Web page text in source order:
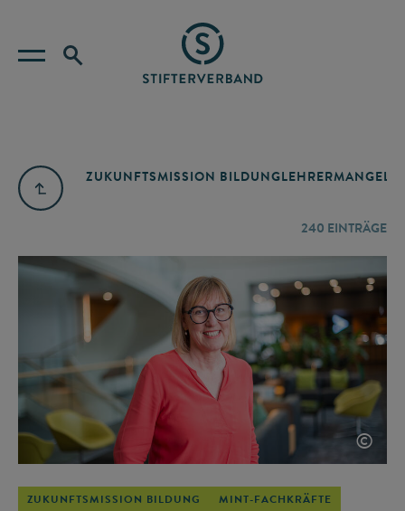
ZUKUNFTSMISSION BILDUNGLEHRERMANGEL
240 EINTRÄGE
©
ZUKUNFTSMISSION BILDUNG MINT-FACHKRÄFTE